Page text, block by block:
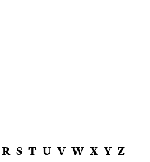
R S T U V W X Y Z